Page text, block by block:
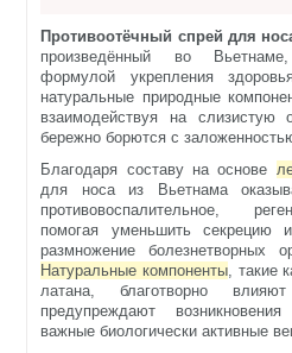
Противоотёчный спрей для
произведённый во
формулой укрепления
натуральные природные
взаимодействуя на слизистую
бережно борются с
Благодаря составу на основе
для носа из Вьетнама
противовоспалительное,
помогая уменьшить секрецию
размножение болезнетворных
Натуральные компоненты, такие
латана, благотворно
предупреждают
важные биологически активные